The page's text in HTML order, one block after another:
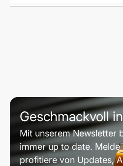
Geschmackvoll
Mit unserem Newsletter
immer up to date. Melde
profitiere von Updates,